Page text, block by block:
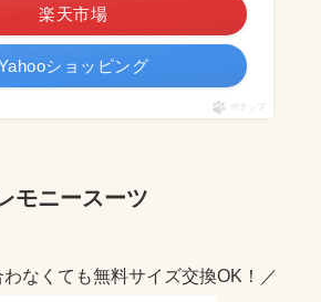
楽天市場
ショッピング
ポチップ
モニースーツ
なくても無料サイズ交換OK！／